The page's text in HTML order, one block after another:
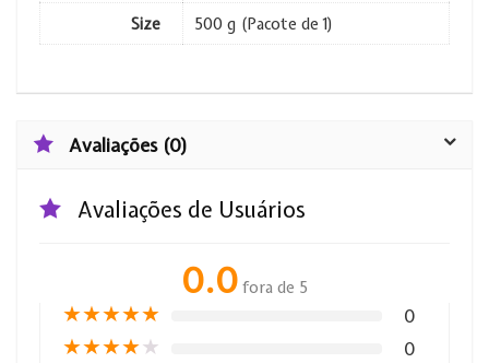
Size 500 g (Pacote de 1)
Avaliações (0)
Avaliações de Usuários
0.0 fora de 5
★★★★★ 0
★★★★★ 0